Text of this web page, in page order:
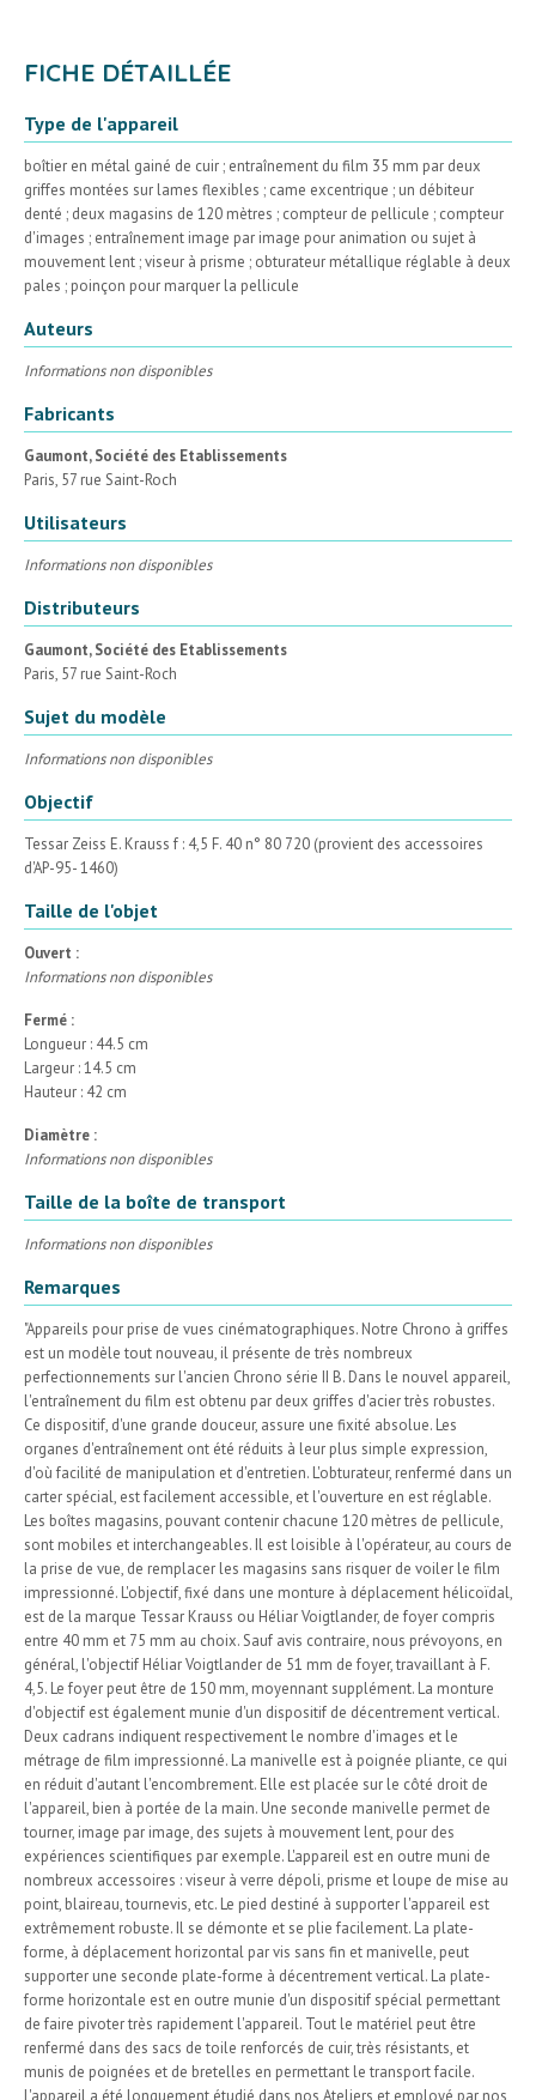
FICHE DÉTAILLÉE
Type de l'appareil
boîtier en métal gainé de cuir ; entraînement du film 35 mm par deux
griffes montées sur lames flexibles ; came excentrique ; un débiteur
denté ; deux magasins de 120 mètres ; compteur de pellicule ; compteur
d'images ; entraînement image par image pour animation ou sujet à
mouvement lent ; viseur à prisme ; obturateur métallique réglable à deux
pales ; poinçon pour marquer la pellicule
Auteurs
Informations non disponibles
Fabricants
Gaumont, Société des Etablissements
Paris, 57 rue Saint-Roch
Utilisateurs
Informations non disponibles
Distributeurs
Gaumont, Société des Etablissements
Paris, 57 rue Saint-Roch
Sujet du modèle
Informations non disponibles
Objectif
Tessar Zeiss E. Krauss f : 4,5 F. 40 n° 80 720 (provient des accessoires
d'AP-95- 1460)
Taille de l'objet
Ouvert :
Informations non disponibles
Fermé :
Longueur : 44.5 cm
Largeur : 14.5 cm
Hauteur : 42 cm
Diamètre :
Informations non disponibles
Taille de la boîte de transport
Informations non disponibles
Remarques
"Appareils pour prise de vues cinématographiques. Notre Chrono à griffes
est un modèle tout nouveau, il présente de très nombreux
perfectionnements sur l'ancien Chrono série II B. Dans le nouvel appareil,
l'entraînement du film est obtenu par deux griffes d'acier très robustes.
Ce dispositif, d'une grande douceur, assure une fixité absolue. Les
organes d'entraînement ont été réduits à leur plus simple expression,
d'où facilité de manipulation et d'entretien. L'obturateur, renfermé dans un
carter spécial, est facilement accessible, et l'ouverture en est réglable.
Les boîtes magasins, pouvant contenir chacune 120 mètres de pellicule,
sont mobiles et interchangeables. Il est loisible à l'opérateur, au cours de
la prise de vue, de remplacer les magasins sans risquer de voiler le film
impressionné. L'objectif, fixé dans une monture à déplacement hélicoïdal,
est de la marque Tessar Krauss ou Héliar Voigtlander, de foyer compris
entre 40 mm et 75 mm au choix. Sauf avis contraire, nous prévoyons, en
général, l'objectif Héliar Voigtlander de 51 mm de foyer, travaillant à F.
4,5. Le foyer peut être de 150 mm, moyennant supplément. La monture
d'objectif est également munie d'un dispositif de décentrement vertical.
Deux cadrans indiquent respectivement le nombre d'images et le
métrage de film impressionné. La manivelle est à poignée pliante, ce qui
en réduit d'autant l'encombrement. Elle est placée sur le côté droit de
l'appareil, bien à portée de la main. Une seconde manivelle permet de
tourner, image par image, des sujets à mouvement lent, pour des
expériences scientifiques par exemple. L'appareil est en outre muni de
nombreux accessoires : viseur à verre dépoli, prisme et loupe de mise au
point, blaireau, tournevis, etc. Le pied destiné à supporter l'appareil est
extrêmement robuste. Il se démonte et se plie facilement. La plate-
forme, à déplacement horizontal par vis sans fin et manivelle, peut
supporter une seconde plate-forme à décentrement vertical. La plate-
forme horizontale est en outre munie d'un dispositif spécial permettant
de faire pivoter très rapidement l'appareil. Tout le matériel peut être
renfermé dans des sacs de toile renforcés de cuir, très résistants, et
munis de poignées et de bretelles en permettant le transport facile.
L'appareil a été longuement étudié dans nos Ateliers et employé par nos